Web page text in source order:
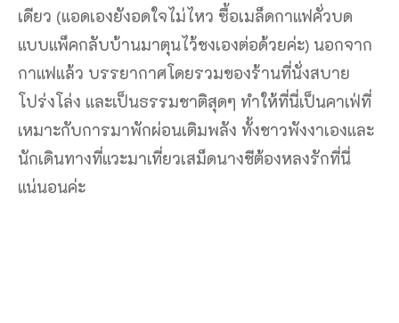
เดียว (แอดเองยังอดใจไม่ไหว ซื้อเมล็ดกาแฟคั่วบด
แบบแพ็คกลับบ้านมาตุนไว้ชงเองต่อด้วยค่ะ) นอกจาก
กาแฟแล้ว บรรยากาศโดยรวมของร้านที่นั่งสบาย
โปร่งโล่ง และเป็นธรรมชาติสุดๆ ทำให้ที่นี่เป็นคาเฟ่ที่
เหมาะกับการมาพักผ่อนเติมพลัง ทั้งชาวพังงาเองและ
นักเดินทางที่แวะมาเที่ยวเสม็ดนางชีต้องหลงรักที่นี่
แน่นอนค่ะ